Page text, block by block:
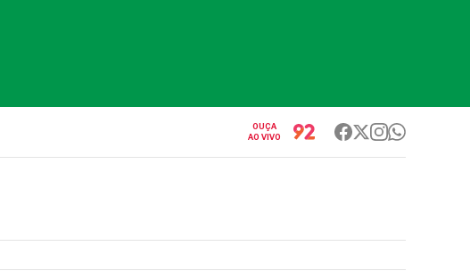
OUÇA
AO VIVO